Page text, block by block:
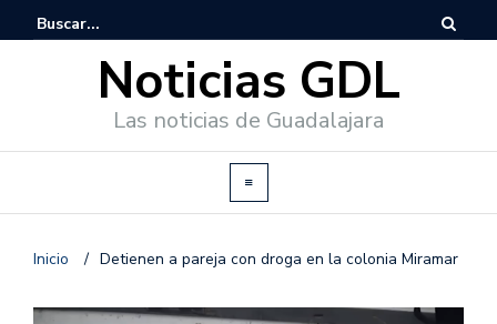
Noticias GDL
Las noticias de Guadalajara
Inicio / Detienen a pareja con droga en la colonia Miramar